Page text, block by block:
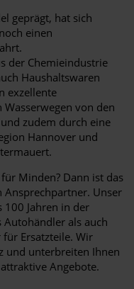
geprägt, hat sich
einen
der Chemieindustrie
Haushaltswaren
exzellente
von den
zudem durch eine
Hannover und
Minden? Dann ist das
Unser
Jahren in der
als auch
Ersatzteile. Wir
und unterbreiten Ihnen
Angebote.